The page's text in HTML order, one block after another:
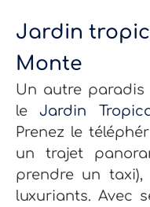
Jardin
Monte
Un autre
leJardin
Prenez le
un trajet
prendre un taxi),
luxuriants. Avec